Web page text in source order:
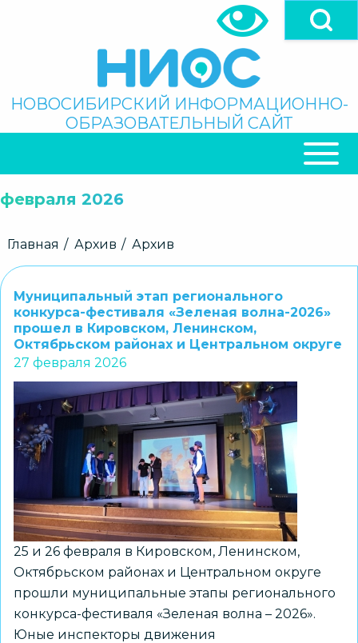
Поиск
НОВОСИБИРСКИЙ ИНФОРМАЦИОННО-
ОБРАЗОВАТЕЛЬНЫЙ САЙТ
НАВИГАЦИЯ
февраля 2026
Строка
Главная Архив Архив
Муниципальный этап регионального
конкурса-фестиваля «Зеленая волна-2026»
прошел в Кировском, Ленинском,
Октябрьском районах и Центральном округе
27 февраля 2026
25 и 26 февраля в Кировском, Ленинском,
Октябрьском районах и Центральном округе
прошли муниципальные этапы регионального
конкурса-фестиваля «Зеленая волна – 2026».
Юные инспекторы движения